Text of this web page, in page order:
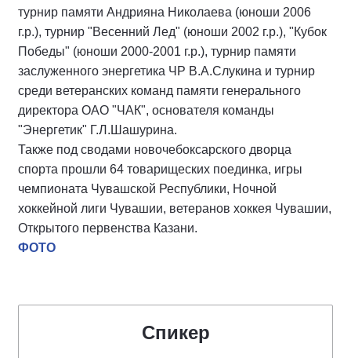
турнир памяти Андрияна Николаева (юноши 2006
г.р.), турнир "Весенний Лед" (юноши 2002 г.р.), "Кубок
Победы" (юноши 2000-2001 г.р.), турнир памяти
заслуженного энергетика ЧР В.А.Слукина и турнир
среди ветеранских команд памяти генерального
директора ОАО "ЧАК", основателя команды
"Энергетик" Г.Л.Шашурина.
Также под сводами новочебоксарского дворца
спорта прошли 64 товарищеских поединка, игры
чемпионата Чувашской Республики, Ночной
хоккейной лиги Чувашии, ветеранов хоккея Чувашии,
Открытого первенства Казани.
ФОТО
Спикер